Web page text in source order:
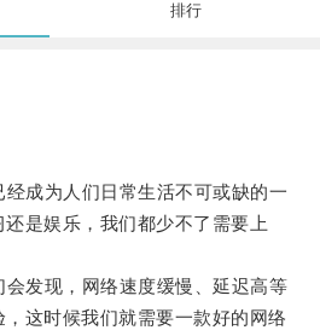
排行
成为人们日常生活不可或缺的一
是娱乐，我们都少不了需要上
发现，网络速度缓慢、延迟高等
这时候我们就需要一款好的网络